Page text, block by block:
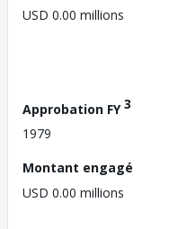
USD 0.00 millions
Approbation FY3
1979
Montant engagé
USD 0.00 millions